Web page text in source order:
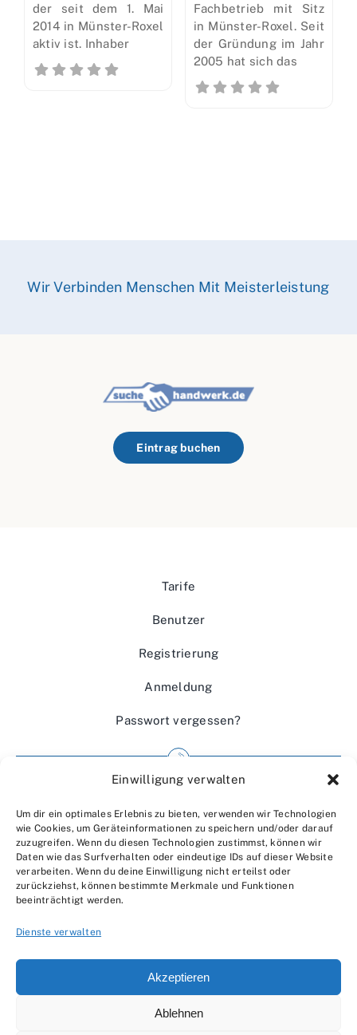
Einwilligung verwalten
Um dir ein optimales Erlebnis zu bieten, verwenden wir Technologien
wie Cookies, um Geräteinformationen zu speichern und/oder darauf
zuzugreifen. Wenn du diesen Technologien zustimmst, können wir
Daten wie das Surfverhalten oder eindeutige IDs auf dieser Website
verarbeiten. Wenn du deine Einwilligung nicht erteilst oder
zurückziehst, können bestimmte Merkmale und Funktionen
beeinträchtigt werden.
Dienste verwalten
Akzeptieren
Ablehnen
der seit dem 1. Mai
2014 in Münster-Roxel
aktiv ist. Inhaber
Fachbetrieb mit Sitz
in Münster-Roxel. Seit
der Gründung im Jahr
2005 hat sich das
Wir Verbinden Menschen Mit Meisterleistung
Eintrag buchen
Tarife
Benutzer
Registrierung
Anmeldung
Passwort vergessen?
Wir über uns
Kontakt
Datenschutzerklärung
© 2007 - 2026 •by Moveco